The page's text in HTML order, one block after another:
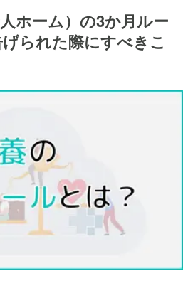
ホーム）の3か月ルー
られた際にすべきこ